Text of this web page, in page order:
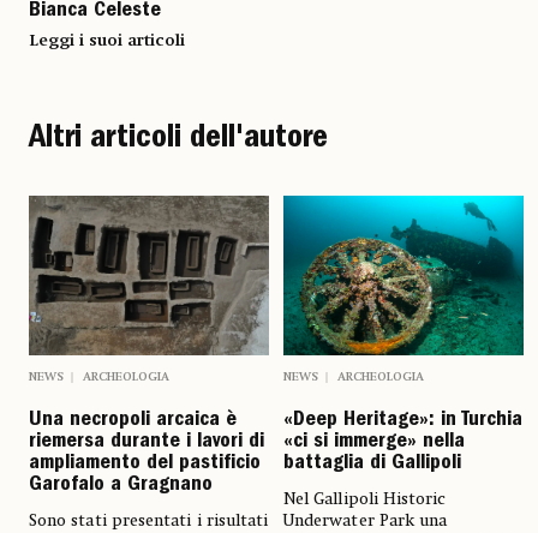
Bianca Celeste
Leggi i suoi articoli
Altri articoli dell'autore
NEWS ARCHEOLOGIA
Una necropoli arcaica è
riemersa durante i lavori di
ampliamento del pastificio
Garofalo a Gragnano
Sono stati presentati i risultati
NEWS ARCHEOLOGIA
«Deep Heritage»: in Turchia
«ci si immerge» nella
battaglia di Gallipoli
Nel Gallipoli Historic
Underwater Park una